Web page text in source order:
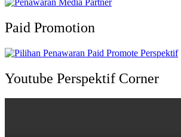
Paid Promotion
Youtube Perspektif Corner